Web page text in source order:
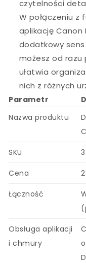
czytelności
W połączeniu z
aplikację Canon
dodatkowy
możesz od razu
ułatwia
nich z różnych
Parametr
Nazwa produktu
SKU
Cena
Łączność
Obsługa aplikacji
i chmury